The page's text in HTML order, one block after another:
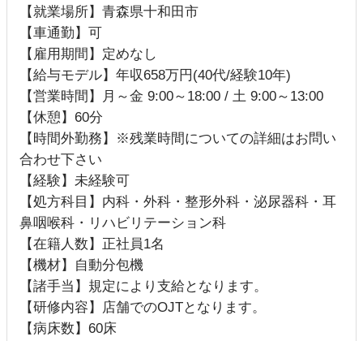
【就業場所】青森県十和田市
【車通勤】可
【雇用期間】定めなし
【給与モデル】年収658万円(40代/経験10年)
【営業時間】月～金 9:00～18:00 / 土 9:00～13:00
【休憩】60分
【時間外勤務】※残業時間についての詳細はお問い
合わせ下さい
【経験】未経験可
【処方科目】内科・外科・整形外科・泌尿器科・耳
鼻咽喉科・リハビリテーション科
【在籍人数】正社員1名
【機材】自動分包機
【諸手当】規定により支給となります。
【研修内容】店舗でのOJTとなります。
【病床数】60床